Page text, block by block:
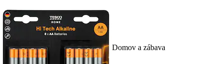
Domov a zábava